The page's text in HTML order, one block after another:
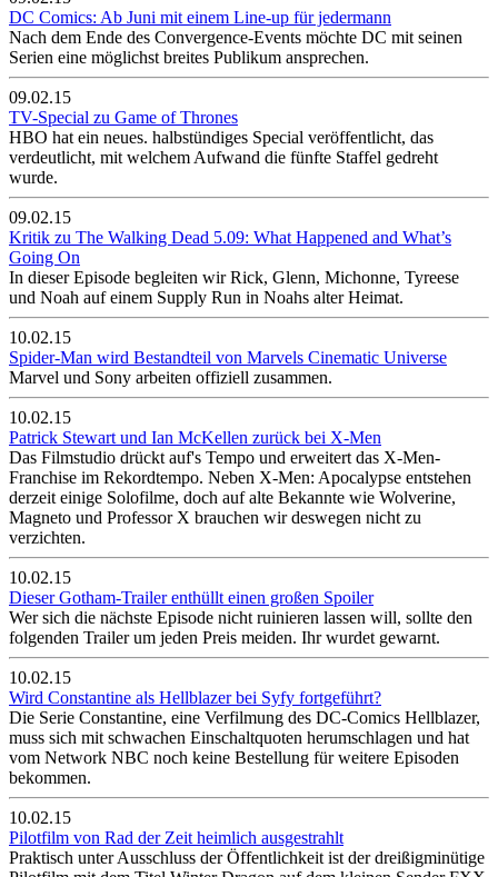
DC Comics: Ab Juni mit einem Line-up für jedermann
Nach dem Ende des Convergence-Events möchte DC mit seinen
Serien eine möglichst breites Publikum ansprechen.
09.02.15
TV-Special zu Game of Thrones
HBO hat ein neues. halbstündiges Special veröffentlicht, das
verdeutlicht, mit welchem Aufwand die fünfte Staffel gedreht
wurde.
09.02.15
Kritik zu The Walking Dead 5.09: What Happened and What’s
Going On
In dieser Episode begleiten wir Rick, Glenn, Michonne, Tyreese
und Noah auf einem Supply Run in Noahs alter Heimat.
10.02.15
Spider-Man wird Bestandteil von Marvels Cinematic Universe
Marvel und Sony arbeiten offiziell zusammen.
10.02.15
Patrick Stewart und Ian McKellen zurück bei X-Men
Das Filmstudio drückt auf's Tempo und erweitert das X-Men-
Franchise im Rekordtempo. Neben X-Men: Apocalypse entstehen
derzeit einige Solofilme, doch auf alte Bekannte wie Wolverine,
Magneto und Professor X brauchen wir deswegen nicht zu
verzichten.
10.02.15
Dieser Gotham-Trailer enthüllt einen großen Spoiler
Wer sich die nächste Episode nicht ruinieren lassen will, sollte den
folgenden Trailer um jeden Preis meiden. Ihr wurdet gewarnt.
10.02.15
Wird Constantine als Hellblazer bei Syfy fortgeführt?
Die Serie Constantine, eine Verfilmung des DC-Comics Hellblazer,
muss sich mit schwachen Einschaltquoten herumschlagen und hat
vom Network NBC noch keine Bestellung für weitere Episoden
bekommen.
10.02.15
Pilotfilm von Rad der Zeit heimlich ausgestrahlt
Praktisch unter Ausschluss der Öffentlichkeit ist der dreißigminütige